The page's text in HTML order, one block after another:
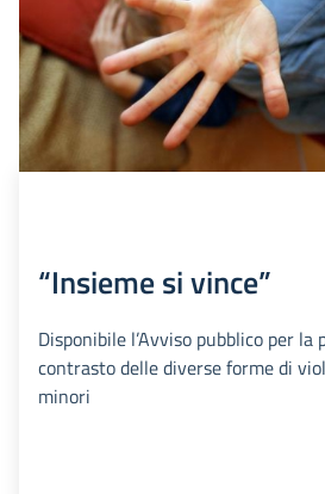
“Insieme si vince”
Disponibile l’Avviso pubblico per la
contrasto delle diverse forme di
minori